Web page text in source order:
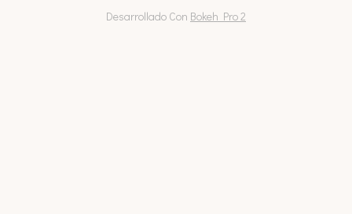
Desarrollado Con Bokeh Pro 2